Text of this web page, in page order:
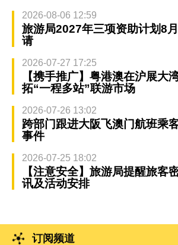
2026-08-06 12:59
旅游局2027年三项资助计划8
请
2026-07-27 17:25
【携手推广】粤港澳在沪展大
拓“一程多站”联游市场
2026-07-26 13:02
跨部门跟进大阪飞澳门航班乘
事件
2026-07-25 18:02
【注意安全】旅游局提醒旅客
讯及活动安排
订阅频道